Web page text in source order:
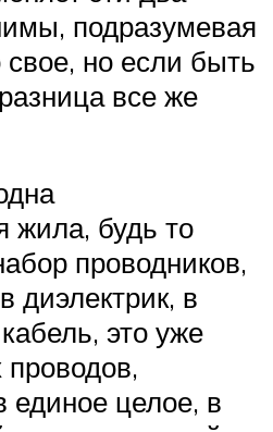
подразумевая
но если быть
все же
жила, будь то
проводников,
диэлектрик, в
это уже
проводов,
единое целое, в